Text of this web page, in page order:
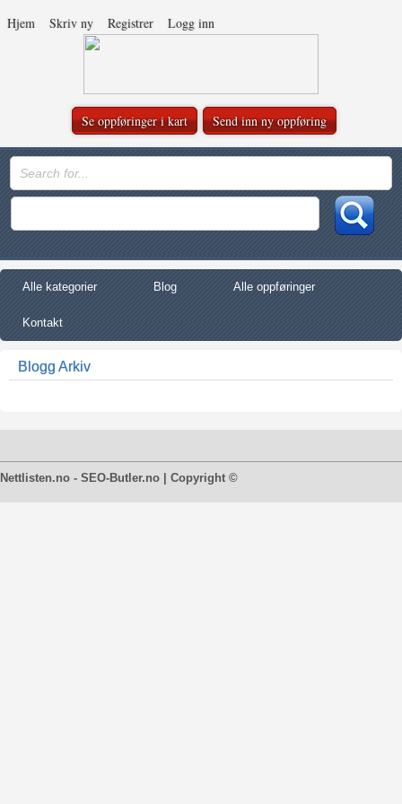
Hjem Skriv ny Registrer Logg inn
Se oppføringer i kart Send inn ny oppføring
Alle kategorier Blog Alle oppføringer
Kontakt
Blogg Arkiv
Nettlisten.no - SEO-Butler.no | Copyright ©